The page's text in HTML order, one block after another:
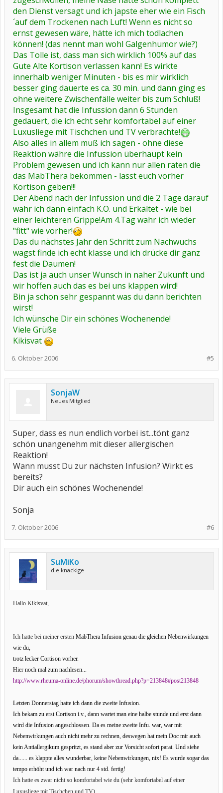
den Dienst versagt und ich japste eher wie ein Fisch
´auf dem Trockenen nach Luft! Wenn es nicht so
ernst gewesen wäre, hätte ich mich todlachen
können! (das nennt man wohl Galgenhumor wie?)
Das Tolle ist, dass man sich wirklich 100% auf das
Gute Alte Kortison verlassen kann! Es wirkte
innerhalb weniger Minuten - bis es mir wirklich
besser ging dauerte es ca. 30 min. und dann ging es
ohne weitere Zwischenfälle weiter bis zum Schluß!
Insgesamt hat die Infussion dann 6 Stunden
gedauert, die ich echt sehr komfortabel auf einer
Luxusliege mit Tischchen und TV verbrachte!
Also alles in allem muß ich sagen - ohne diese
Reaktion währe die Infussion überhaupt kein
Problem gewesen und ich kann nur allen raten die
das MabThera bekommen - lasst euch vorher
Kortison geben!!!
Der Abend nach der Infussion und die 2 Tage darauf
wahr ich dann einfach K.O. und Erkältet - wie bei
einer leichteren Grippe!Am 4.Tag wahr ich wieder
"fitt" wie vorher!
Das du nächstes Jahr den Schritt zum Nachwuchs
wagst finde ich echt klasse und ich drücke dir ganz
fest die Daumen!
Das ist ja auch unser Wunsch in naher Zukunft und
wir hoffen auch das es bei uns klappen wird!
Bin ja schon sehr gespannt was du dann berichten
wirst!
Ich wünsche Dir ein schönes Wochenende!
Viele Grüße
Kikisvat
#5
6. Oktober 2006
SonjaW
Neues Mitglied
Super, dass es nun endlich vorbei ist...tönt ganz
schön unangenehm mit dieser allergischen
Reaktion!
Wann musst Du zur nächsten Infusion? Wirkt es
bereits?
Dir auch ein schönes Wochenende!
Sonja
#6
7. Oktober 2006
SuMiKo
die knackige
Hallo Kikisvat,
Ich hatte bei meiner ersten MabThera Infusion genau die gleichen Nebenwirkungen
wie du,
trotz lecker Cortison vorher.
Hier noch mal zum nachlesen...
http://www.rheuma-online.de/phorum/showthread.php?p=213848#post213848
Letzten Donnerstag hatte ich dann die zweite Infusion.
Ich bekam zu erst Cortison i.v., dann wartet man eine halbe stunde und erst dann
wird die Infusion angeschlossen. Da es meine zweite Infu. war, war mit
Nebenwirkungen auch nicht mehr zu rechnen, deswegen hat mein Doc mir auch
kein Antiallergikum gespritzt, es stand aber zur Vorsicht sofort parat. Und siehe
da...... es klappte alles wunderbar, keine Nebenwirkungen, nix! Es wurde sogar das
tempo erhöht und ich war nach nur 4 std. fertig!
Ich hatte es zwar nicht so komfortabel wie du (sehr komfortabel auf einer
Luxusliege mit Tischchen und TV),